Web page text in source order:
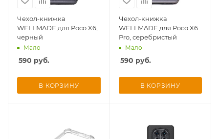
Чехол-книжка
WELLMADE для Poco X6,
черный
Мало
590 руб.
В КОРЗИНУ
Чехол-книжка
WELLMADE для Poco X6
Pro, серебристый
Мало
590 руб.
В КОРЗИНУ